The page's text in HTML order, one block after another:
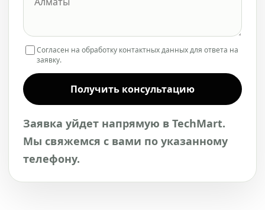
Согласен на обработку контактных данных для ответа на
заявку.
Получить консультацию
Заявка уйдет напрямую в TechMart.
Мы свяжемся с вами по указанному
телефону.